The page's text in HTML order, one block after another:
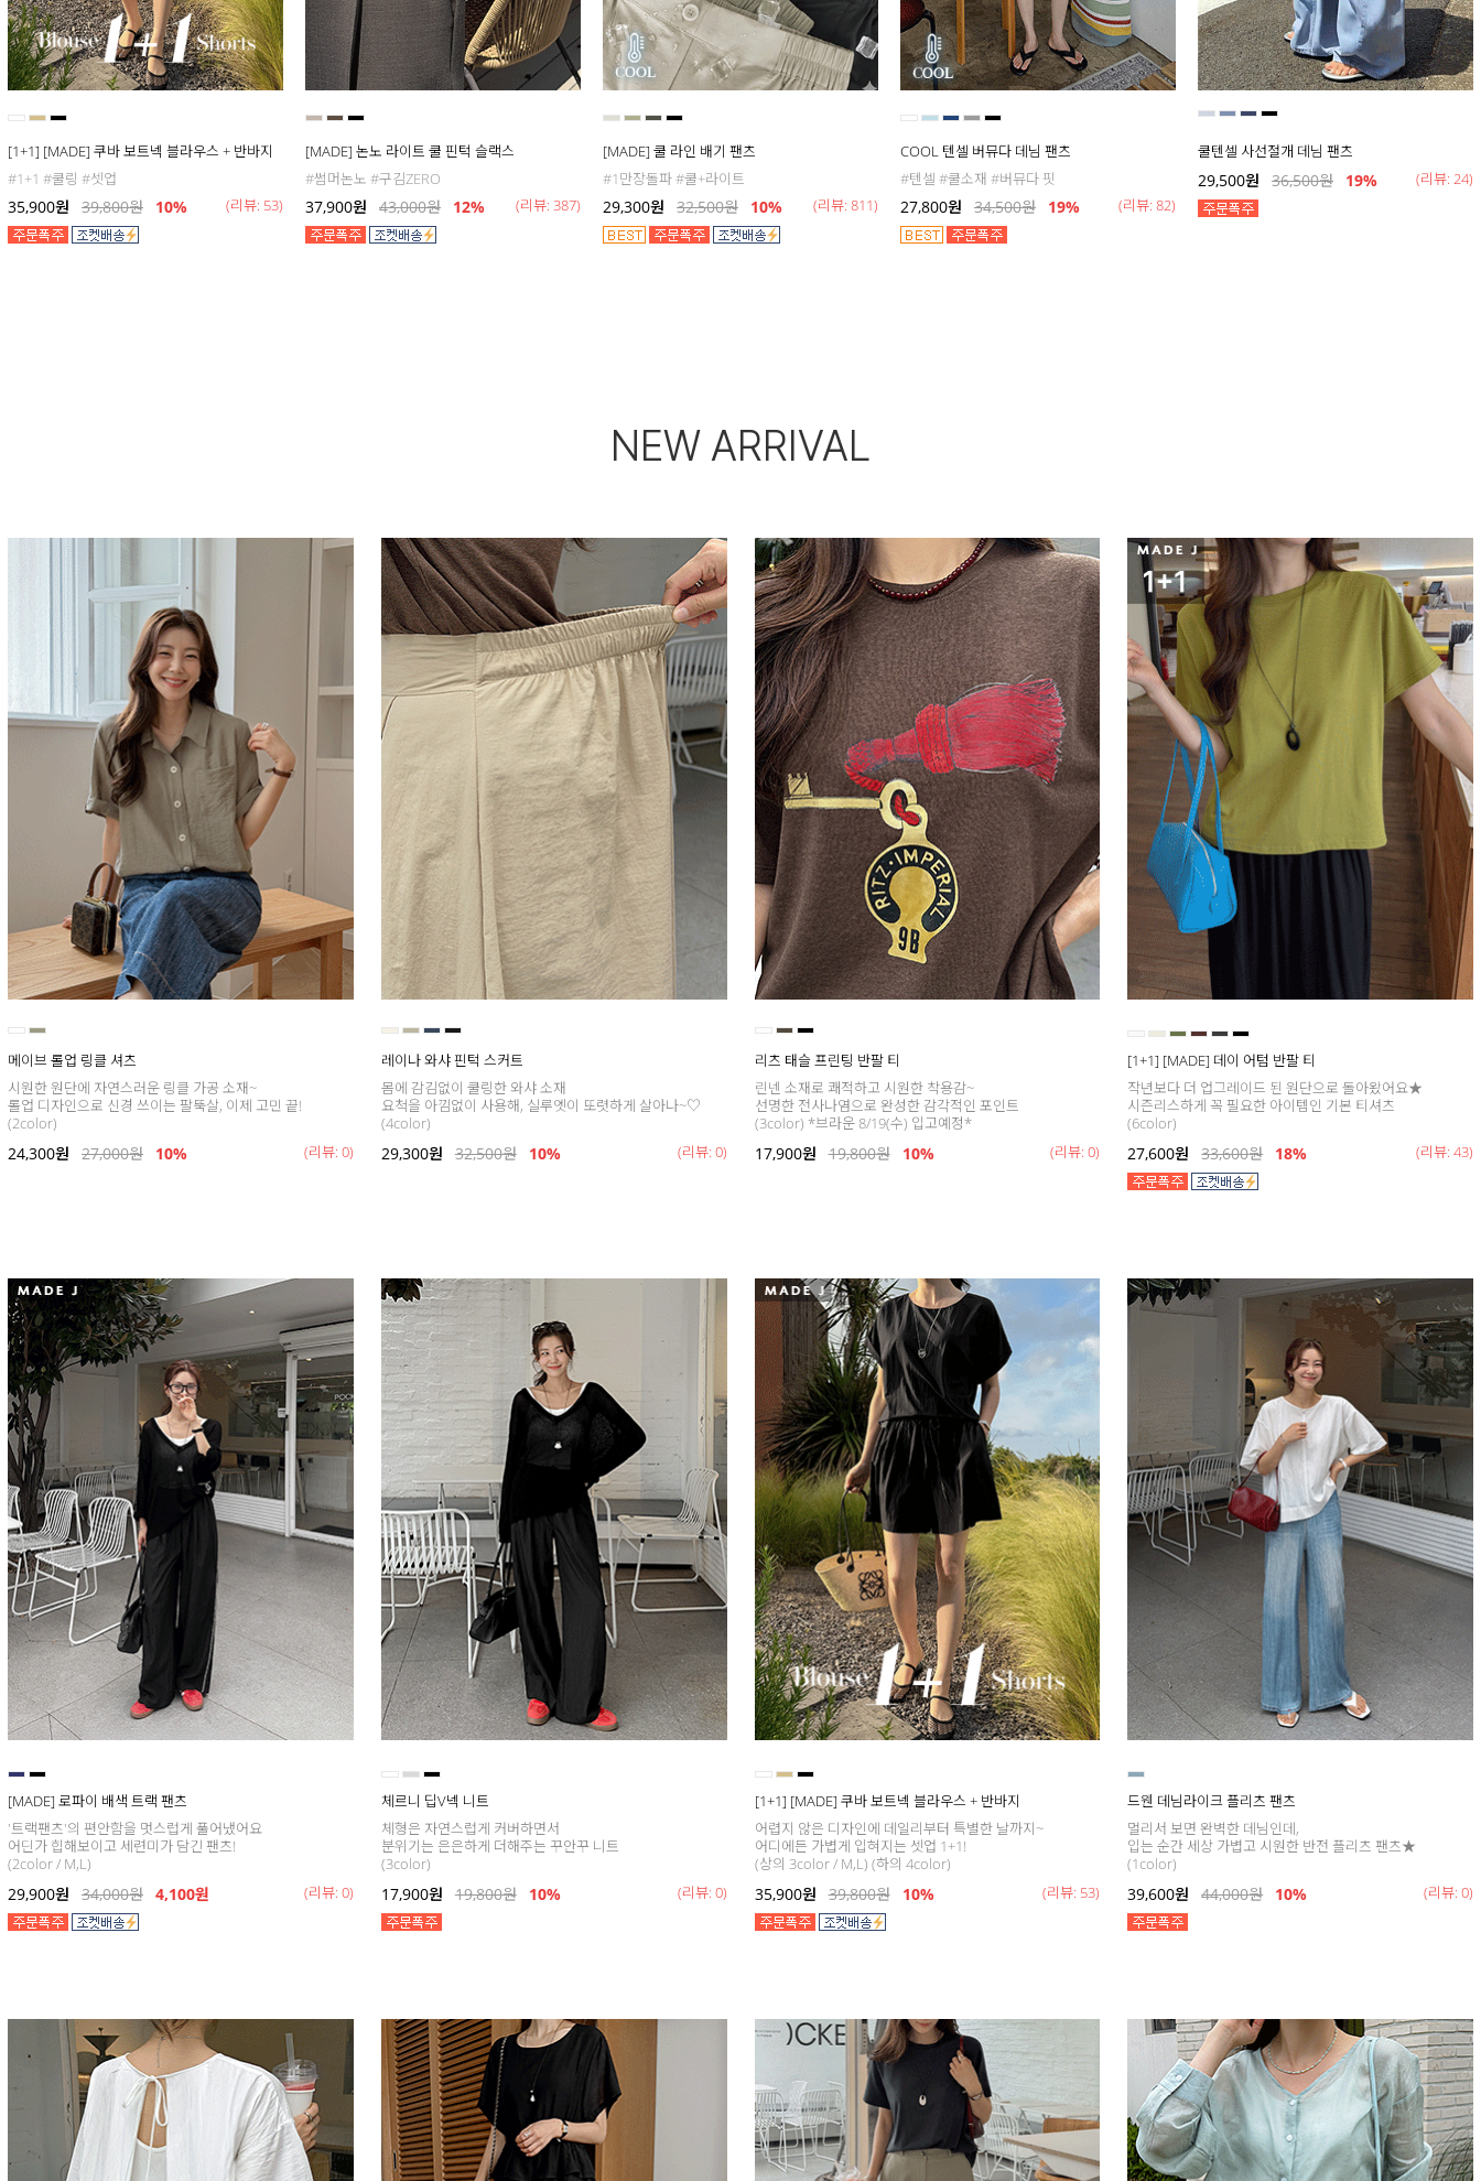
[1+1] [MADE] 쿠바 보트넥 블라우스 + 반바지
#1+1 #쿨링 #셋업
35,900원 39,800원 10% (리뷰: 53)
[MADE] 논노 라이트 쿨 핀턱 슬랙스
#썸머논노 #구김ZERO
37,900원 43,000원 12% (리뷰: 387)
[MADE] 쿨 라인 배기 팬츠
#1만장돌파 #쿨+라이트
29,300원 32,500원 10% (리뷰: 811)
COOL 텐셀 버뮤다 데님 팬츠
#텐셀 #쿨소재 #버뮤다 핏
27,800원 34,500원 19% (리뷰: 82)
쿨텐셀 사선절개 데님 팬츠
29,500원 36,500원 19% (리뷰: 24)
NEW ARRIVAL
메이브 롤업 링클 셔츠
시원한 원단에 자연스러운 링클 가공 소재~
롤업 디자인으로 신경 쓰이는 팔뚝살, 이제 고민 끝!
(2color)
24,300원 27,000원 10% (리뷰: 0)
레이나 와샤 핀턱 스커트
몸에 감김없이 쿨링한 와샤 소재
요척을 아낌없이 사용해, 실루엣이 또렷하게 살아나~♡
(4color)
29,300원 32,500원 10% (리뷰: 0)
리츠 태슬 프린팅 반팔 티
린넨 소재로 쾌적하고 시원한 착용감~
선명한 전사나염으로 완성한 감각적인 포인트
(3color) *브라운 8/19(수) 입고예정*
17,900원 19,800원 10% (리뷰: 0)
[1+1] [MADE] 데이 어텀 반팔 티
작년보다 더 업그레이드 된 원단으로 돌아왔어요★
시즌리스하게 꼭 필요한 아이템인 기본 티셔츠
(6color)
27,600원 33,600원 18% (리뷰: 43)
[MADE] 로파이 배색 트랙 팬츠
'트랙팬츠'의 편안함을 멋스럽게 풀어냈어요
어딘가 힙해보이고 세련미가 담긴 팬츠!
(2color / M,L)
29,900원 34,000원 4,100원 (리뷰: 0)
체르니 딥V넥 니트
체형은 자연스럽게 커버하면서
분위기는 은은하게 더해주는 꾸안꾸 니트
(3color)
17,900원 19,800원 10% (리뷰: 0)
[1+1] [MADE] 쿠바 보트넥 블라우스 + 반바지
어렵지 않은 디자인에 데일리부터 특별한 날까지~
어디에든 가볍게 입혀지는 셋업 1+1!
(상의 3color / M,L) (하의 4color)
35,900원 39,800원 10% (리뷰: 53)
드웬 데님라이크 플리츠 팬츠
멀리서 보면 완벽한 데님인데,
입는 순간 세상 가볍고 시원한 반전 플리츠 팬츠★
(1color)
39,600원 44,000원 10% (리뷰: 0)